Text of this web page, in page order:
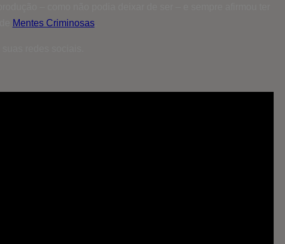
Mentes Criminosas.